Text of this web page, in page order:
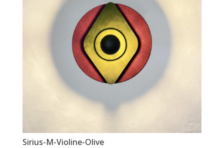
Sirius-M-Violine-Olive